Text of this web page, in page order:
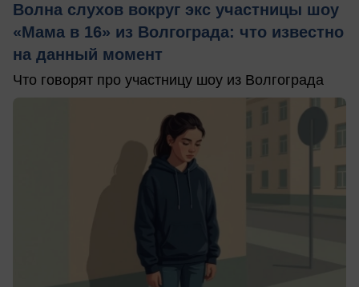
Волна слухов вокруг экс участницы шоу
«Мама в 16» из Волгограда: что известно
на данный момент
Что говорят про участницу шоу из Волгограда